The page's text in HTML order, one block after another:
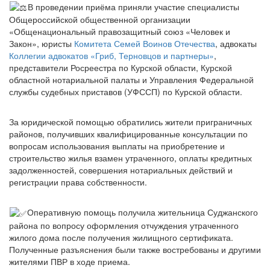
В проведении приёма приняли участие специалисты
Общероссийской общественной организации
«Общенациональный правозащитный союз «Человек и
Закон», юристы Комитета Семей Воинов Отечества, адвокаты
Коллегии адвокатов «Гриб, Терновцов и партнеры»,
представители Росреестра по Курской области, Курской
областной нотариальной палаты и Управления Федеральной
службы судебных приставов (УФССП) по Курской области.
За юридической помощью обратились жители приграничных
районов, получивших квалифицированные консультации по
вопросам использования выплаты на приобретение и
строительство жилья взамен утраченного, оплаты кредитных
задолженностей, совершения нотариальных действий и
регистрации права собственности.
Оперативную помощь получила жительница Суджанского
района по вопросу оформления отчуждения утраченного
жилого дома после получения жилищного сертификата.
Полученные разъяснения были также востребованы и другими
жителями ПВР в ходе приема.